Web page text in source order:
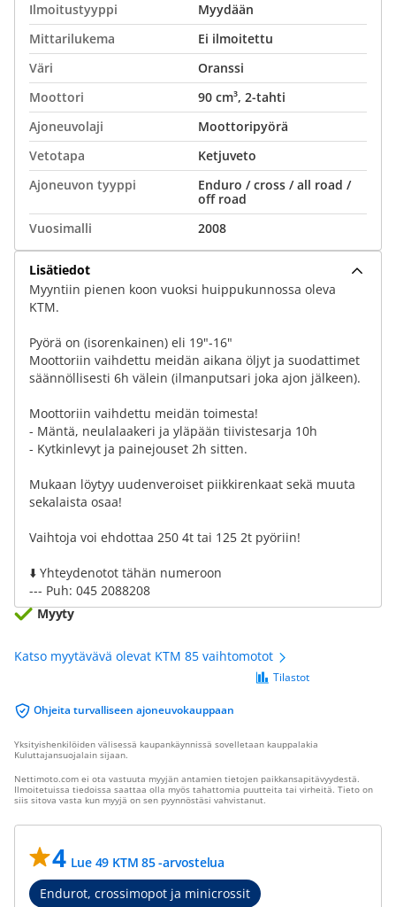
Ilmoitustyyppi
Myydään
Mittarilukema
Ei ilmoitettu
Väri
Oranssi
Moottori
90 cm³, 2-tahti
Ajoneuvolaji
Moottoripyörä
Vetotapa
Ketjuveto
Ajoneuvon tyyppi
Enduro / cross / all road /
off road
Vuosimalli
2008
Lisätiedot
Myyntiin pienen koon vuoksi huippukunnossa oleva
KTM.
Pyörä on (isorenkainen) eli 19"-16"
Moottoriin vaihdettu meidän aikana öljyt ja suodattimet
säännöllisesti 6h välein (ilmanputsari joka ajon jälkeen).
Moottoriin vaihdettu meidän toimesta!
- Mäntä, neulalaakeri ja yläpään tiivistesarja 10h
- Kytkinlevyt ja painejouset 2h sitten.
Mukaan löytyy uudenveroiset piikkirenkaat sekä muuta
sekalaista osaa!
Vaihtoja voi ehdottaa 250 4t tai 125 2t pyöriin!
⬇️ Yhteydenotot tähän numeroon
--- Puh: 045 2088208
Myyty
Katso myytävävä olevat KTM 85 vaihtomotot
Ohjeita turvalliseen ajoneuvokauppaan
Tilastot
Yksityishenkilöiden välisessä kaupankäynnissä sovelletaan kauppalakia
Kuluttajansuojalain sijaan.
Nettimoto.com ei ota vastuuta myyjän antamien tietojen paikkansapitävyydestä.
Ilmoitetuissa tiedoissa saattaa olla myös tahattomia puutteita tai virheitä. Tieto on
siis sitova vasta kun myyjä on sen pyynnöstäsi vahvistanut.
4 Lue 49 KTM 85 -arvostelua
Endurot, crossimopot ja minicrossit